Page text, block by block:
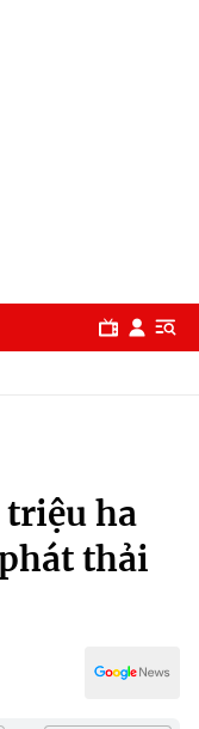
triệu ha
thải